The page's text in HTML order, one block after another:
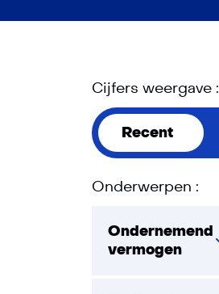
Cijfers weergave :
Recent
Onderwerpen :
Ondernemend
vermogen